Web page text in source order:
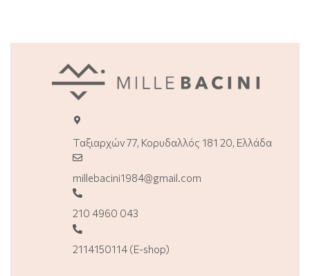
Ταξιαρχών 77, Κορυδαλλός 181 20, Ελλάδα
millebacini1984@gmail.com
210 4960 043
2114150114 (E-shop)